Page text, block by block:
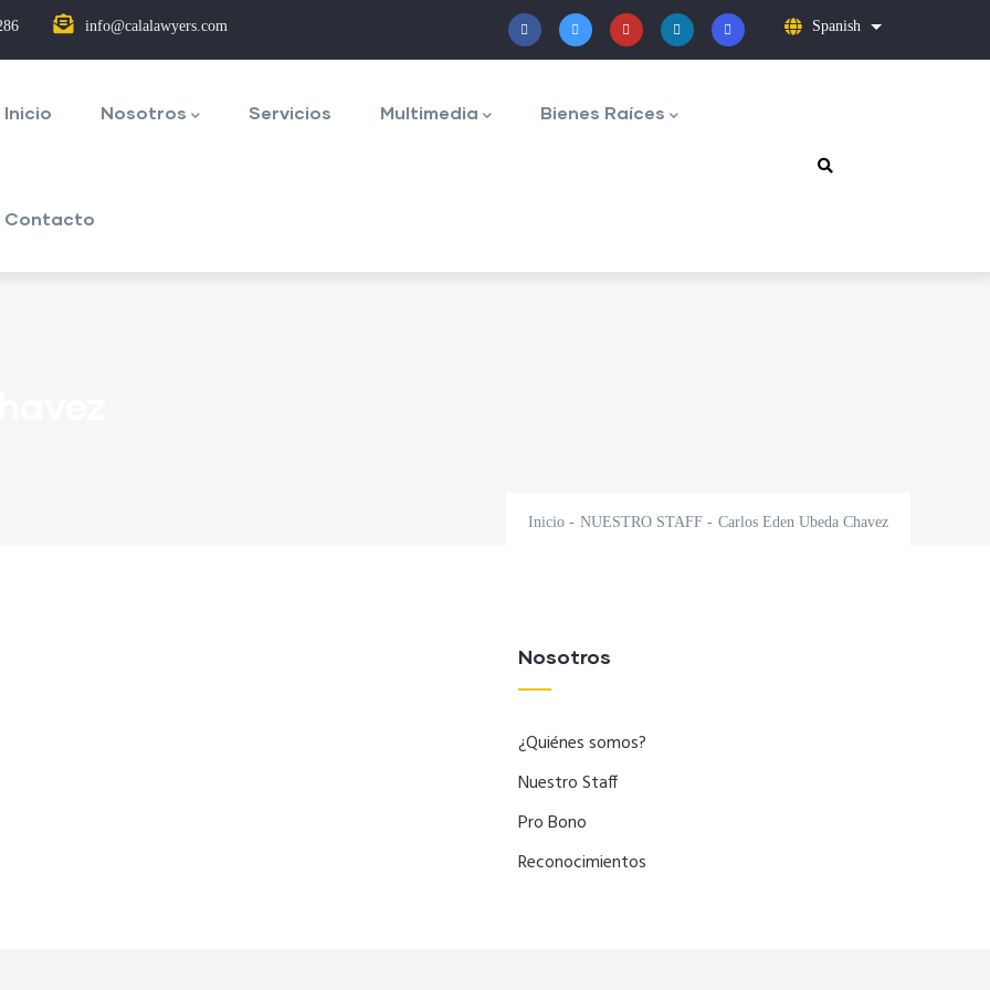
info@calalawyers.com Spanish Lista adicional
Inicio Nosotros Servicios Multimedia Bienes Raíces
Contacto
Inicio - NUESTRO STAFF - Carlos Eden Ubeda Chavez
Nosotros
¿Quiénes somos?
Nuestro Staff
Pro Bono
Reconocimientos